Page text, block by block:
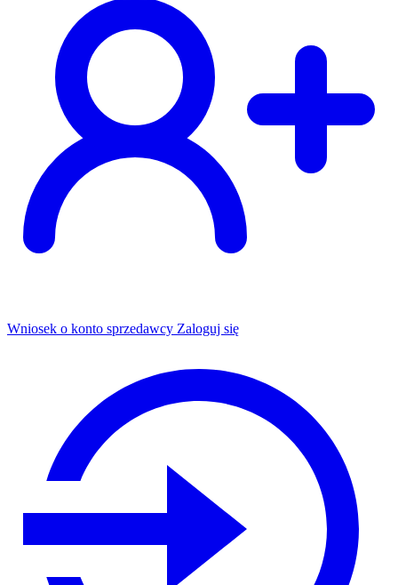
Wniosek o konto sprzedawcy Zaloguj się